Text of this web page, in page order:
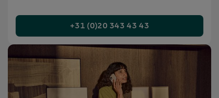
+31 (0)20 343 43 43